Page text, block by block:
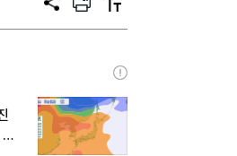
공
프
트
텍
트